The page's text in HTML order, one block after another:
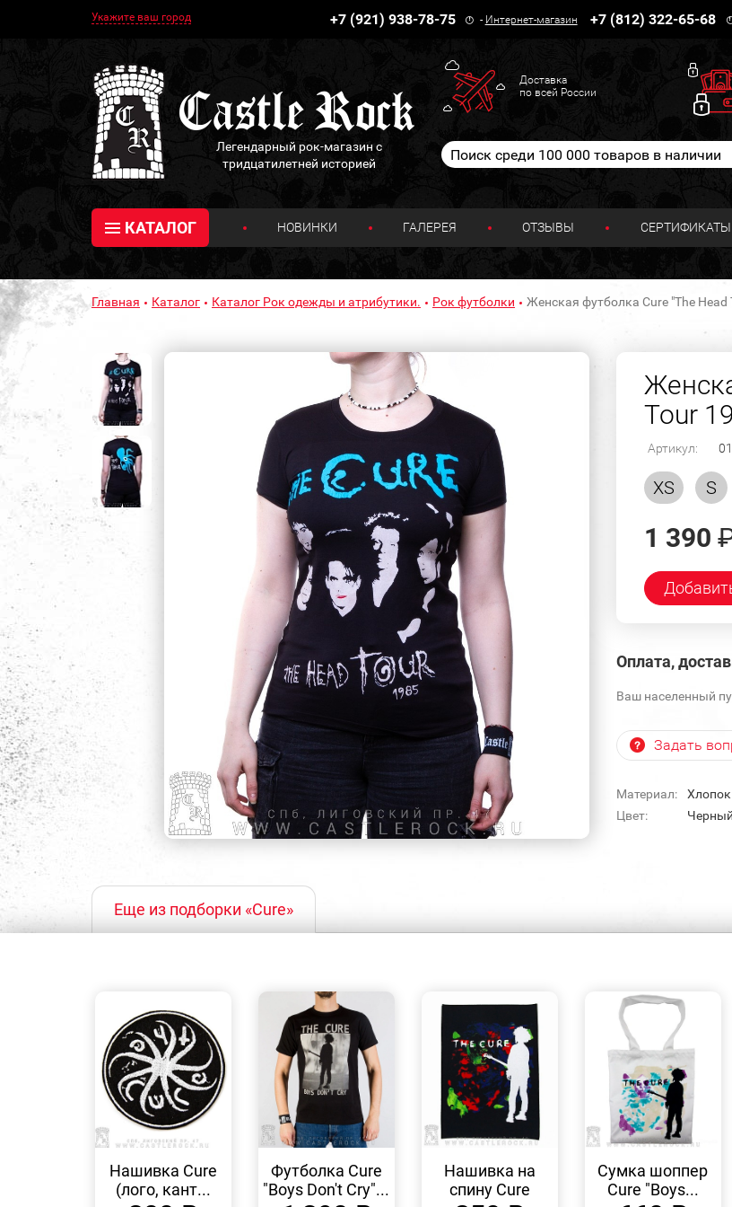
Укажите ваш город +7 (921) 938-78-75 - Интернет-магазин +7 (812) 322-65-68
Легендарный рок-магазин с
тридцатилетней историей
Доставка
по всей России
КАТАЛОГ НОВИНКИ ГАЛЕРЕЯ ОТЗЫВЫ СЕРТИФИКАТЫ
Главная Каталог Каталог Рок одежды и атрибутики. Рок футболки Женская футболка Cure "The Head
Tour
Артикул:
XS S
1 390
Оплата,
Ваш населенный
Задать
Материал:
Хлопок
Цвет:
Черный
Еще из подборки «Cure»
ПРОСМОТР
Нашивка Cure
(лого, кант...
ПРОСМОТР
Футболка Cure
"Boys Don't Cry"...
Нашивка на
спину Cure
Сумка шоппер
Cure "Boys...